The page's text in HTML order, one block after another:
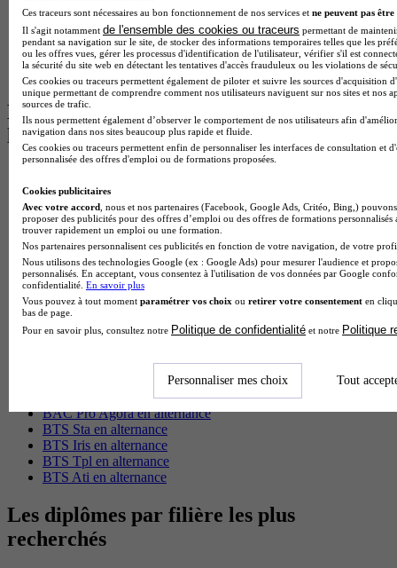
Master Informatique à Paris
BTS Communication à Bordeaux
Master Psychologie à Angers
BTS Communication à Lyon
BTS Ndrc à Lyon
Les intitulés de diplôme par alternance
les plus recherchés
BTS Dietetique en alternance
BTS Mco en alternance
BTS Pi en alternance
BTS Sp3s en alternance
Master CCA en alternance
BTS Ndrc en alternance
BTS Sam en alternance
Cap Fleuriste en alternance
BTS Sio en alternance
MSc Marketing Digital en alternance
Cap Electricien en alternance
BTS Gpn en alternance
BTS Domotique en alternance
BAC Pro Agora en alternance
BTS Sta en alternance
BTS Iris en alternance
BTS Tpl en alternance
BTS Ati en alternance
Les diplômes par filière les plus
recherchés
Ces traceurs sont nécessaires au bon fonctionnement de nos services et ne peuvent pas être
Il s'agit notamment de l'ensemble des cookies ou traceurs permettant de
pendant sa navigation sur le site, de stocker des informations temporaires telles que les
ou les offres vues, gérer les processus d'identification de l'utilisateur, vérifier s'il est
la sécurité du site web en détectant les tentatives d'accès frauduleux ou les violations de
Ces cookies ou traceurs permettent également de piloter et suivre les sources d'acquisition
unique permettant de comprendre comment nos utilisateurs naviguent sur nos sites et nos
sources de trafic.
Ils nous permettent également d’observer le comportement de nos utilisateurs afin
navigation dans nos sites beaucoup plus rapide et fluide.
Ces cookies ou traceurs permettent enfin de personnaliser les interfaces de consultation et
personnalisée des offres d'emploi ou de formations proposées.
Cookies publicitaires
Avec votre accord , nous et nos partenaires (Facebook, Google Ads, Critéo, Bing,)
proposer des publicités pour des offres d’emploi ou des offres de formations
trouver rapidement un emploi ou une formation.
Nos partenaires personnalisent ces publicités en fonction de votre navigation, de votre
Nous utilisons des technologies Google (ex : Google Ads) pour mesurer l'audience et
personnalisés. En acceptant, vous consentez à l'utilisation de vos données par Google
confidentialité. En savoir plus
Vous pouvez à tout moment paramétrer vos choix ou retirer votre consentement en
bas de page.
Pour en savoir plus, consultez notre Politique de confidentialité et notre Politique
Personnaliser mes choix Tout